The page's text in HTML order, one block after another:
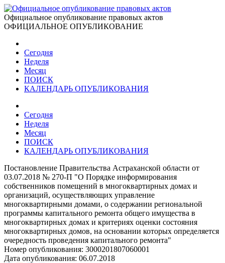
Официальное опубликование правовых актов
ОФИЦИАЛЬНОЕ ОПУБЛИКОВАНИЕ
Сегодня
Неделя
Месяц
ПОИСК
КАЛЕНДАРЬ ОПУБЛИКОВАНИЯ
Сегодня
Неделя
Месяц
ПОИСК
КАЛЕНДАРЬ ОПУБЛИКОВАНИЯ
Постановление Правительства Астраханской области от
03.07.2018 № 270-П "О Порядке информирования
собственников помещений в многоквартирных домах и
организаций, осуществляющих управление
многоквартирными домами, о содержании региональной
программы капитального ремонта общего имущества в
многоквартирных домах и критериях оценки состояния
многоквартирных домов, на основании которых определяется
очередность проведения капитального ремонта"
Номер опубликования: 3000201807060001
Дата опубликования: 06.07.2018